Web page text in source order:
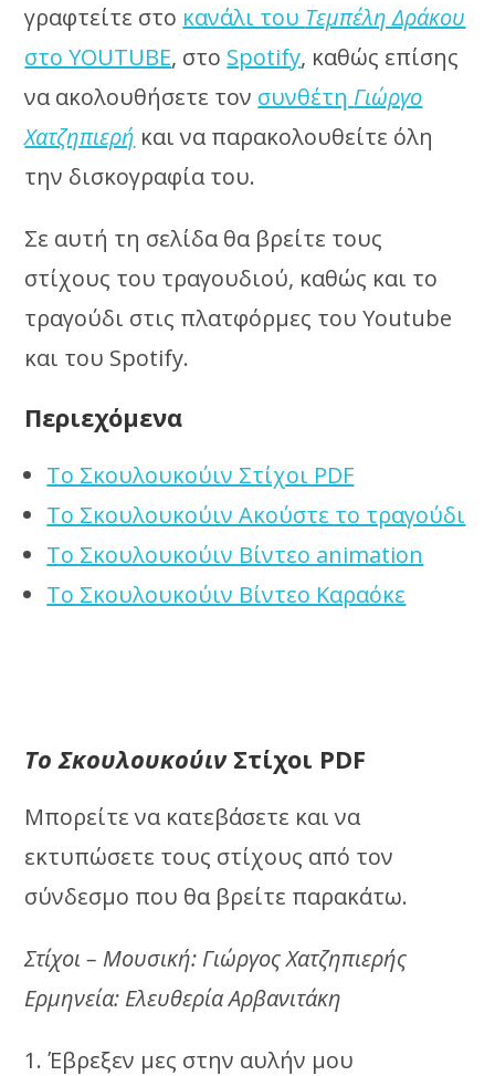
γραφτείτε στο κανάλι του Τεμπέλη Δράκου
στο YOUTUBE, στο Spotify, καθώς επίσης
να ακολουθήσετε τον συνθέτη Γιώργο
Χατζηπιερή και να παρακολουθείτε όλη
την δισκογραφία του.
Σε αυτή τη σελίδα θα βρείτε τους
στίχους του τραγουδιού, καθώς και το
τραγούδι στις πλατφόρμες του Youtube
και του Spotify.
Περιεχόμενα
Το Σκουλουκούιν Στίχοι PDF
Το Σκουλουκούιν Ακούστε το τραγούδι
Το Σκουλουκούιν Βίντεο animation
Το Σκουλουκούιν Βίντεο Καραόκε
Το ΣκουλουκούινΣτίχοι PDF
Μπορείτε να κατεβάσετε και να
εκτυπώσετε τους στίχους από τον
σύνδεσμο που θα βρείτε παρακάτω.
Στίχοι – Μουσική: Γιώργος Χατζηπιερής
Ερμηνεία: Ελευθερία Αρβανιτάκη
1. Έβρεξεν μες στην αυλήν μου